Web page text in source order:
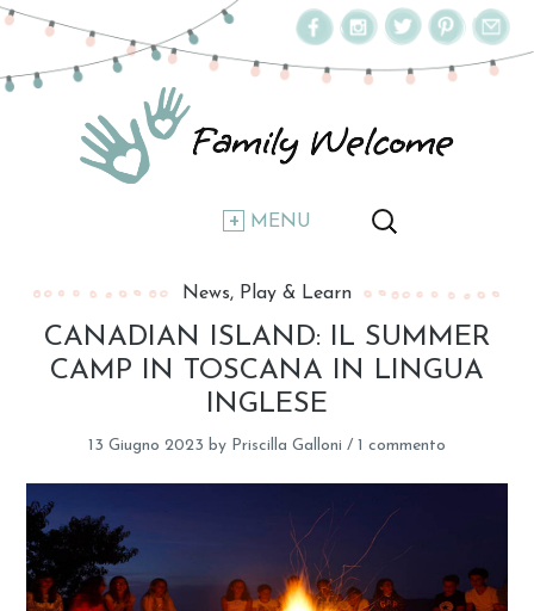
MENU
News Play & Learn
CANADIAN ISLAND: IL SUMMER
CAMP IN TOSCANA IN LINGUA
INGLESE
13 Giugno 2023 by Priscilla Galloni / 1 commento